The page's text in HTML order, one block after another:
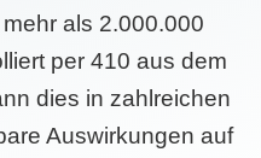
als 2.000.000
per 410 aus dem
dies in zahlreichen
Auswirkungen auf